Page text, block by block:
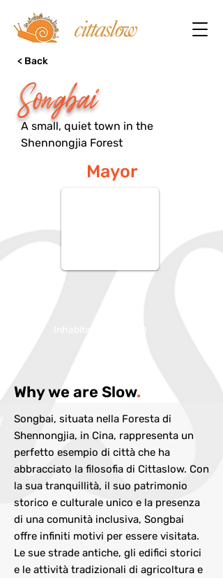
Songbai
< Back
A small, quiet town in the
Shennongjia Forest
Mayor
Why we are Slow.
Songbai, situata nella Foresta di
Shennongjia, in Cina, rappresenta un
perfetto esempio di città che ha
abbracciato la filosofia di Cittaslow. Con
la sua tranquillità, il suo patrimonio
storico e culturale unico e la presenza
di una comunità inclusiva, Songbai
offre infiniti motivi per essere visitata.
Le sue strade antiche, gli edifici storici
e le attività tradizionali di agricoltura e